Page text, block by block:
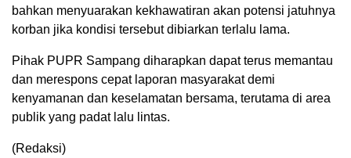
bahkan menyuarakan kekhawatiran akan potensi jatuhnya
korban jika kondisi tersebut dibiarkan terlalu lama.
Pihak PUPR Sampang diharapkan dapat terus memantau
dan merespons cepat laporan masyarakat demi
kenyamanan dan keselamatan bersama, terutama di area
publik yang padat lalu lintas.
(Redaksi)